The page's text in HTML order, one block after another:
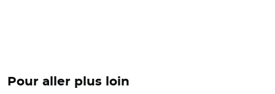
Pour aller plus loin